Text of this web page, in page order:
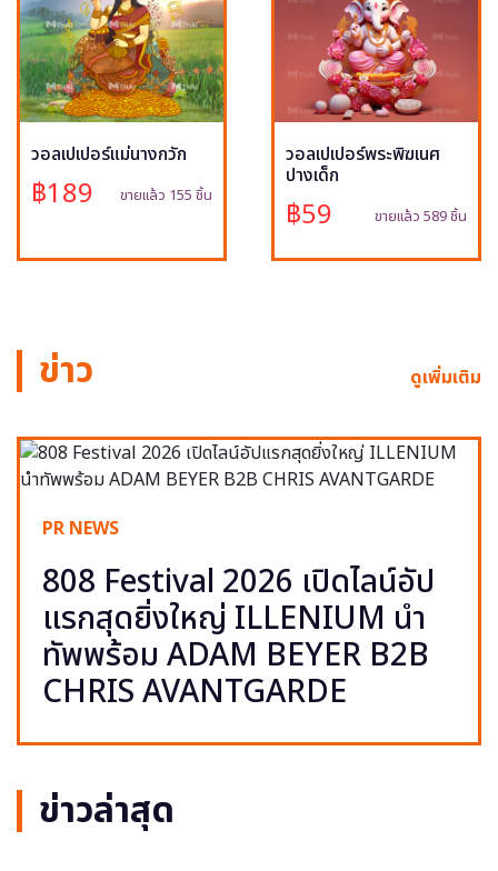
วอลเปเปอร์แม่นางกวัก
฿189 ขายแล้ว 155 ชิ้น
วอลเปเปอร์พระพิฆเนศ
ปางเด็ก
฿59 ขายแล้ว 589 ชิ้น
ข่าว ดูเพิ่มเติม
PR NEWS
808 Festival 2026 เปิดไลน์อัป
แรกสุดยิ่งใหญ่ ILLENIUM นำ
ทัพพร้อม ADAM BEYER B2B
CHRIS AVANTGARDE
ข่าวล่าสุด